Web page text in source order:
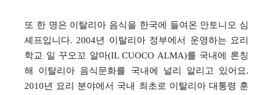
또 한 명은 이탈리아 음식을 한국에 들여온 안토니오 심
셰프입니다. 2004년 이탈리아 정부에서 운영하는 요리
학교 일 꾸오꼬 알마(IL CUOCO ALMA)를 국내에 론칭
해 이탈리아 음식문화를 국내에 널리 알리고 있어요.
2010년 요리 분야에서 국내 최초로 이탈리아 대통령 훈